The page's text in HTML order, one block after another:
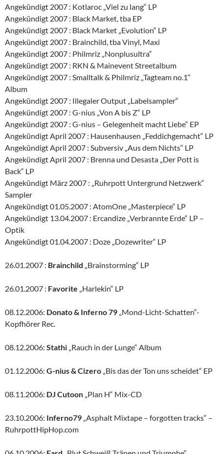
Angekündigt 2007 : Kotlaroc „Viel zu lang“ LP
Angekündigt 2007 : Black Market, tba EP
Angekündigt 2007 : Black Market „Evolution“ LP
Angekündigt 2007 : Brainchild, tba Vinyl, Maxi
Angekündigt 2007 : Philmriz „Nonplusultra“
Angekündigt 2007 : RKN & Mainevent Streetalbum
Angekündigt 2007 : Smalltalk & Philmriz „Tagteam no.1“
Album
Angekündigt 2007 : Illegaler Output „Labelsampler“
Angekündigt 2007 : G-nius „Von A bis Z“ LP
Angekündigt 2007 : G-nius – Gelegenheit macht Liebe“ EP
Angekündigt April 2007 : Hausenhausen „Feddichgemacht“ LP
Angekündigt April 2007 : Subversiv „Aus dem Nichts“ LP
Angekündigt April 2007 : Brenna und Desasta „Der Pott is
Back“ LP
Angekündigt März 2007 : „Ruhrpott Untergrund Netzwerk“
Sampler
Angekündigt 01.05.2007 : AtomOne „Masterpiece“ LP
Angekündigt 13.04.2007 : Ercandize „Verbrannte Erde“ LP –
Optik
Angekündigt 01.04.2007 : Doze „Dozewriter“ LP
26.01.2007 : Brainchild „Brainstorming“ LP
26.01.2007 : Favorite „Harlekin“ LP
08.12.2006: Donato & Inferno 79 „Mond-Licht-Schatten“-
Kopfhörer Rec.
08.12.2006: Stathi „Rauch in der Lunge“ Album
01.12.2006: G-nius & Cizero „Bis das der Ton uns scheidet“ EP
08.11.2006: DJ Cutoon „Plan H“ Mix-CD
23.10.2006: Inferno79 „Asphalt Mixtape – forgotten tracks“ –
RuhrpottHipHop.com